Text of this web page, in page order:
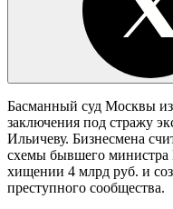
Басманный суд Москвы
заключения под стражу
Ильичеву. Бизнесмена
схемы бывшего министра
хищении 4 млрд руб. и
преступного сообщества.